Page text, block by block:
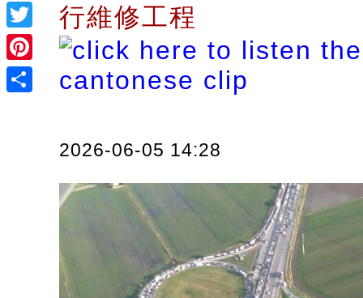
Facebook
Twitter
Pinterest
行維修工程
2026-06-05 14:28